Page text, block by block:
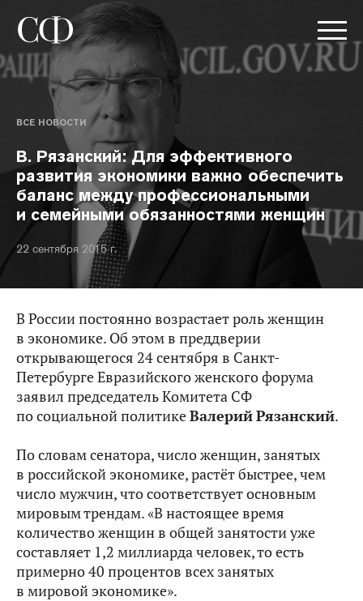
ВСЕ НОВОСТИ
В. Рязанский: Для эффективного
развития экономики важно обеспечить
баланс между профессиональными
и семейными обязанностями женщин
22 сентября 2015 г.
В России постоянно возрастает роль женщин
в экономике. Об этом в преддверии
открывающегося 24 сентября в Санкт-
Петербурге Евразийского женского форума
заявил председатель Комитета СФ
по социальной политикеВалерийРязанский.
По словам сенатора, число женщин, занятых
в российской экономике, растёт быстрее, чем
число мужчин, что соответствует основным
мировым трендам. «В настоящее время
количество женщин в общей занятости уже
составляет 1,2 миллиарда человек, то есть
примерно 40 процентов всех занятых
в мировой экономике».